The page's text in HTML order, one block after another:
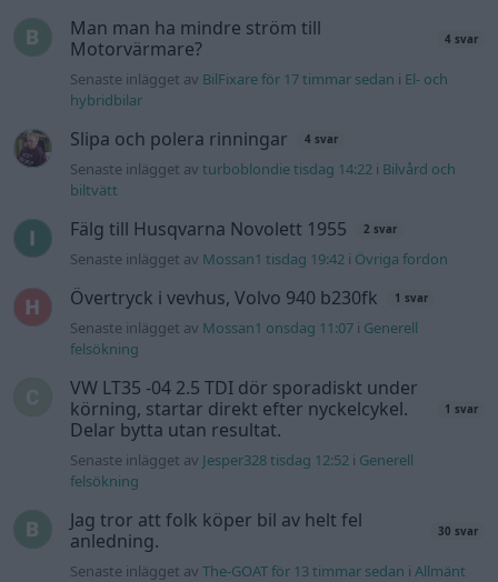
Man man ha mindre ström till
Motorvärmare?
4 svar
Senaste inlägget av BilFixare för 17 timmar sedan i El- och
hybridbilar
Slipa och polera rinningar 4 svar
Senaste inlägget avturboblondie tisdag 14:22 i Bilvård och
biltvätt
Fälg till Husqvarna Novolett 1955 2 svar
Senaste inlägget av Mossan1 tisdag 19:42 i Övriga fordon
Övertryck i vevhus, Volvo 940 b230fk 1 svar
Senaste inlägget av Mossan1 onsdag 11:07 i Generell
felsökning
VW LT35 -04 2.5 TDI dör sporadiskt under
körning, startar direkt efter nyckelcykel.
Delar bytta utan resultat.
1 svar
Senaste inlägget av Jesper328 tisdag 12:52 i Generell
felsökning
Jag tror att folk köper bil av helt fel
anledning.
30 svar
Senaste inlägget avThe-GOAT för 13 timmar sedan iAllmänt